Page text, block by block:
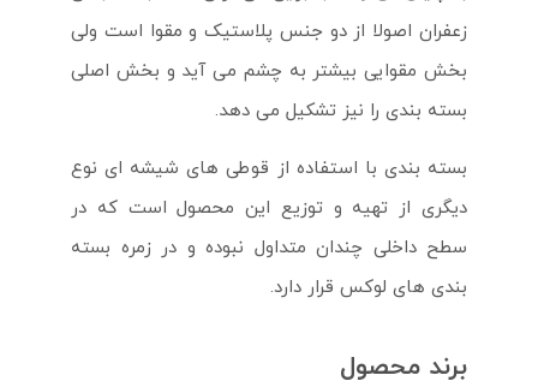
زعفران اصولا از دو جنس پلاستیک و مقوا است ولی
بخش مقوایی بیشتر به چشم می آید و بخش اصلی
بسته بندی را نیز تشکیل می دهد.
بسته بندی با استفاده از قوطی های شیشه ای نوع
دیگری از تهیه و توزیع این محصول است که در
سطح داخلی چندان متداول نبوده و در زمره بسته
بندی های لوکس قرار دارد.
برند محصول